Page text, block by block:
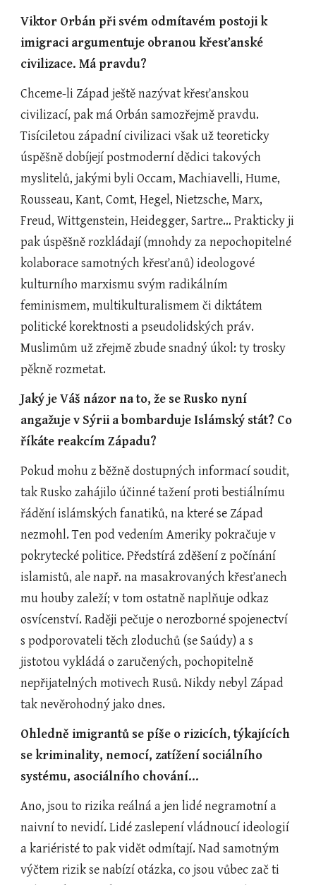
Viktor Orbán při svém odmítavém postoji k
imigraci argumentuje obranou křesťanské
civilizace. Má pravdu?
Chceme-li Západ ještě nazývat křesťanskou
civilizací, pak má Orbán samozřejmě pravdu.
Tisíciletou západní civilizaci však už teoreticky
úspěšně dobíjejí postmoderní dědici takových
myslitelů, jakými byli Occam, Machiavelli, Hume,
Rousseau, Kant, Comt, Hegel, Nietzsche, Marx,
Freud, Wittgenstein, Heidegger, Sartre… Prakticky ji
pak úspěšně rozkládají (mnohdy za nepochopitelné
kolaborace samotných křesťanů) ideologové
kulturního marxismu svým radikálním
feminismem, multikulturalismem či diktátem
politické korektnosti a pseudolidských práv.
Muslimům už zřejmě zbude snadný úkol: ty trosky
pěkně rozmetat.
Jaký je Váš názor na to, že se Rusko nyní
angažuje v Sýrii a bombarduje Islámský stát? Co
říkáte reakcím Západu?
Pokud mohu z běžně dostupných informací soudit,
tak Rusko zahájilo účinné tažení proti bestiálnímu
řádění islámských fanatiků, na které se Západ
nezmohl. Ten pod vedením Ameriky pokračuje v
pokrytecké politice. Předstírá zděšení z počínání
islamistů, ale např. na masakrovaných křesťanech
mu houby zaleží; v tom ostatně naplňuje odkaz
osvícenství. Raději pečuje o nerozborné spojenectví
s podporovateli těch zloduchů (se Saúdy) a s
jistotou vykládá o zaručených, pochopitelně
nepřijatelných motivech Rusů. Nikdy nebyl Západ
tak nevěrohodný jako dnes.
Ohledně imigrantů se píše o rizicích, týkajících
se kriminality, nemocí, zatížení sociálního
systému, asociálního chování...
Ano, jsou to rizika reálná a jen lidé negramotní a
naivní to nevidí. Lidé zaslepení vládnoucí ideologií
a kariéristé to pak vidět odmítají. Nad samotným
výčtem rizik se nabízí otázka, co jsou vůbec zač ti